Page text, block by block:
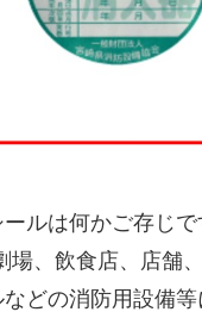
ルは何かご存じで
場、飲食店、店舗
どの消防用設備